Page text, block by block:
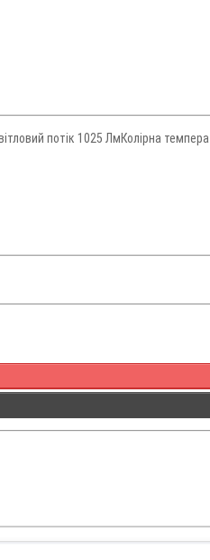
потік 1025 ЛмКолірна